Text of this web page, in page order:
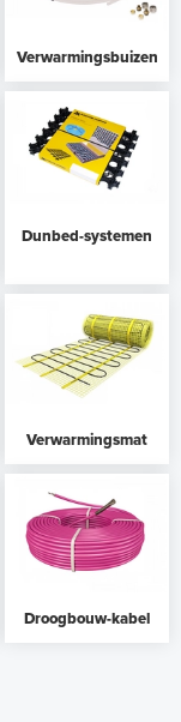
Verwarmingsbuizen
Dunbed-systemen
Verwarmingsmat
Droogbouw-kabel